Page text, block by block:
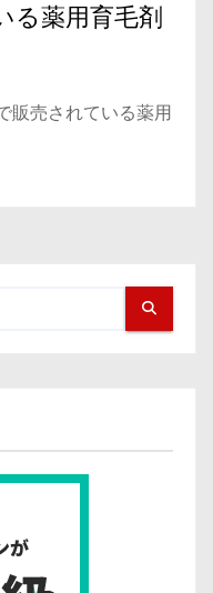
る薬用育毛剤
販売されている薬用